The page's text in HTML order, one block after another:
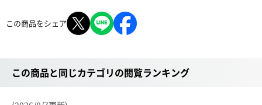
この商品をシェア
この商品と同じカテゴリの閲覧ランキング